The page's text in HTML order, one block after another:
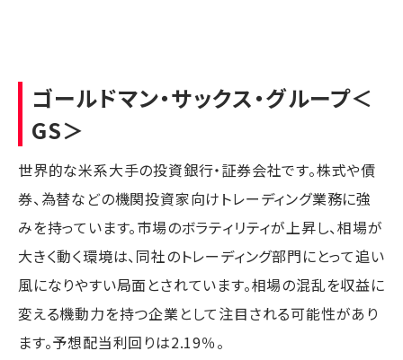
ゴールドマン・サックス・グループ＜
GS＞
世界的な米系大手の投資銀行・証券会社です。株式や債
券、為替などの機関投資家向けトレーディング業務に強
みを持っています。市場のボラティリティが上昇し、相場が
大きく動く環境は、同社のトレーディング部門にとって追い
風になりやすい局面とされています。相場の混乱を収益に
変える機動力を持つ企業として注目される可能性があり
ます。予想配当利回りは2.19％。